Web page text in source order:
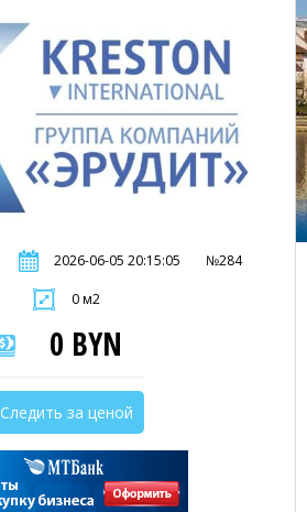
2026-06-05 20:15:05 №284
0 м2
0 BYN
Следить за ценой